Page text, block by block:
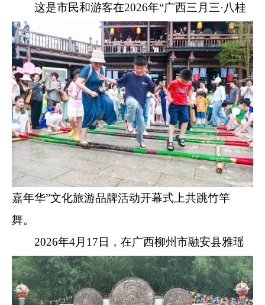
这是市民和游客在2026年“广西三月三·八桂
嘉年华”文化旅游品牌活动开幕式上共跳竹竿
舞。
2026年4月17日，在广西柳州市融安县雅瑶